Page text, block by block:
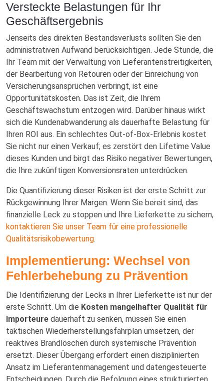
Versteckte Belastungen für Ihr
Geschäftsergebnis
Jenseits des direkten Bestandsverlusts sollten Sie den
administrativen Aufwand berücksichtigen. Jede Stunde, die
Ihr Team mit der Verwaltung von Lieferantenstreitigkeiten,
der Bearbeitung von Retouren oder der Einreichung von
Versicherungsansprüchen verbringt, ist eine
Opportunitätskosten. Das ist Zeit, die Ihrem
Geschäftswachstum entzogen wird. Darüber hinaus wirkt
sich die Kundenabwanderung als dauerhafte Belastung für
Ihren ROI aus. Ein schlechtes Out-of-Box-Erlebnis kostet
Sie nicht nur einen Verkauf; es zerstört den Lifetime Value
dieses Kunden und birgt das Risiko negativer Bewertungen,
die Ihre zukünftigen Konversionsraten unterdrücken.
Die Quantifizierung dieser Risiken ist der erste Schritt zur
Rückgewinnung Ihrer Margen. Wenn Sie bereit sind, das
finanzielle Leck zu stoppen und Ihre Lieferkette zu sichern,
kontaktieren Sie unser Team für eine professionelle
Qualitätsrisikobewertung.
Implementierung: Wechsel von
Fehlerbehebung zu Prävention
Die Identifizierung der Lecks in Ihrer Lieferkette ist nur der
erste Schritt. Um die Kosten mangelhafter Qualität für
Importeure dauerhaft zu senken, müssen Sie einen
taktischen Wiederherstellungsfahrplan umsetzen, der
reaktives Brandlöschen durch systemische Prävention
ersetzt. Dieser Übergang erfordert einen disziplinierten
Ansatz im Lieferantenmanagement und datengesteuerte